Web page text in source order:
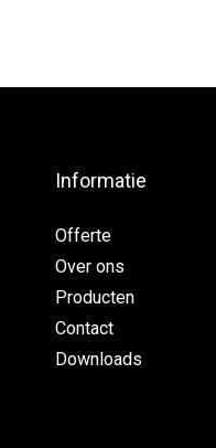
Informatie
Offerte
Over ons
Producten
Contact
Downloads